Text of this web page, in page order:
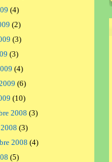
(4)
(2)
(3)
(3)
(4)
(6)
(10)
2008 (3)
(3)
2008 (4)
(5)